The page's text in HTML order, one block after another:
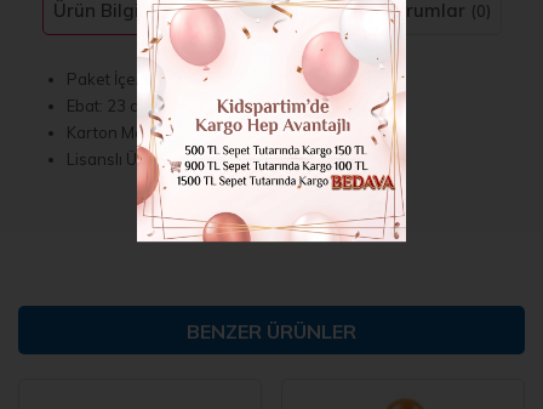
Ürün Bilgisi Taksit Seçenekleri Yorumlar (0)
Paket İçerisinde 6 Adet Bulunmaktadır.
Ebat: 23 cm x 26 cm
Karton Malzemeden Üretilmiştir.
Lisanslı Üründür.
BENZER ÜRÜNLER